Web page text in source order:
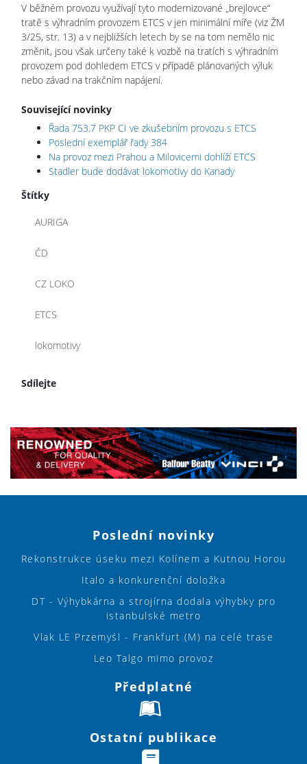
V běžném provozu využívají tyto modernizované „brejlovce“
tratě s výhradním provozem ETCS v jen minimální míře (viz ŽM
3/25, str. 13) a v nejbližších letech by se na tom nemělo nic
změnit, jsou však určeny také k vozbě na tratích s výhradním
provozem pod dohledem ETCS v případě plánovaných výluk
nebo závad na trakčním napájení.
Související novinky
Řada 753.7 PKP CI ve zkušebním provozu s ETCS
Poslední exemplář řady 384
Na provoz mezi Prahou a Milovicemi dohlíží ETCS
Stadler bude dodávat lokomotivy do Kanady
Štítky
AURIGA
ČD
CZ LOKO
ETCS
lokomotivy
Sdílejte
Poslední novinky
Rekonstrukce úseku mezi Kolínem a Kutnou Horou
Italo a konkurenční doložka
DT - Výhybkárna a strojírna dodala výhybky pro
istanbulské metro
Vlak LE Przemyśl - Frankfurt (M) na celé trase
Leo Talgo mimo provoz
Předplatné
Ostatní publikace